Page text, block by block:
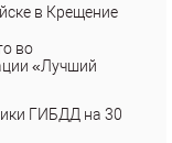
в Крещение
во
«Лучший
ГИБДД на 30